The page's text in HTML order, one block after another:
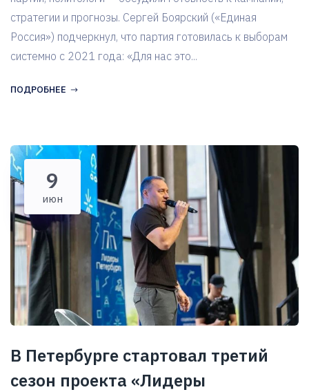
стратегии и прогнозы. Сергей Боярский («Единая
Россия») подчеркнул, что партия готовилась к выборам
системно с 2021 года: «Для нас это...
ПОДРОБНЕЕ
9
июн
В Петербурге стартовал третий
сезон проекта «Лидеры